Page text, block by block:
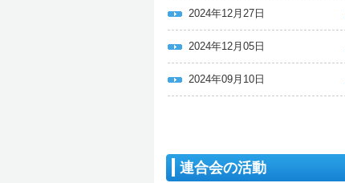
2024年12月27日
2024年12月05日
2024年09月10日
連合会の活動